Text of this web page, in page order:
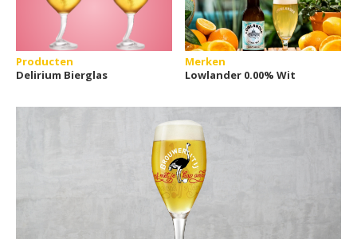
Producten
Delirium Bierglas
Merken
Lowlander 0.00% Wit